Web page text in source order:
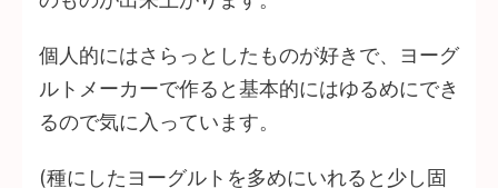
個人的にはさらっとしたものが好きで、ヨーグ
ルトメーカーで作ると基本的にはゆるめにでき
るので気に入っています。
(種にしたヨーグルトを多めにいれると少し固